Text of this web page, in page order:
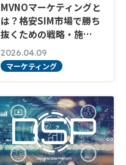
MVNOマーケティングと
は？格安SIM市場で勝ち
抜くための戦略・施…
2026.04.09
マーケティング